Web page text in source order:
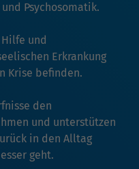
Psychosomatik.
und
Erkrankung
Krise befinden.
den
und unterstützen
in den Alltag
geht.